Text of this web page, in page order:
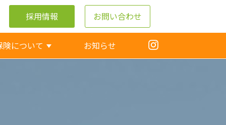
採用情報 お問い合わせ
険について お知らせ